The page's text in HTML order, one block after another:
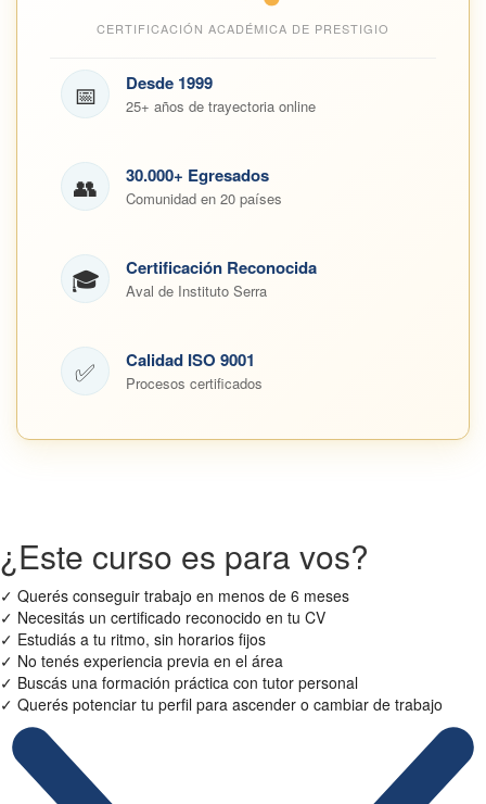
CERTIFICACIÓN ACADÉMICA DE PRESTIGIO
📅 Desde 1999
25+ años de trayectoria online
👥 30.000+ Egresados
Comunidad en 20 países
🎓 Certificación Reconocida
Aval de Instituto Serra
✅ Calidad ISO 9001
Procesos certificados
¿Este curso es para vos?
✓ Querés conseguir trabajo en menos de 6 meses
✓ Necesitás un certificado reconocido en tu CV
✓ Estudiás a tu ritmo, sin horarios fijos
✓ No tenés experiencia previa en el área
✓ Buscás una formación práctica con tutor personal
✓ Querés potenciar tu perfil para ascender o cambiar de trabajo